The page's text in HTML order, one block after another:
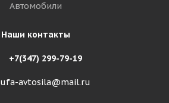
Автомобили
Наши контакты
+7(347) 299-79-19
ufa-avtosila@mail.ru